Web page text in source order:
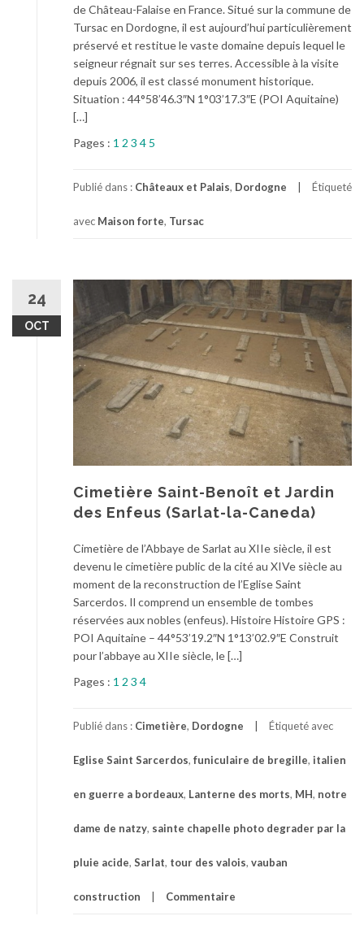
de Château-Falaise en France. Situé sur la commune de
Tursac en Dordogne, il est aujourd’hui particulièrement
préservé et restitue le vaste domaine depuis lequel le
seigneur régnait sur ses terres. Accessible à la visite
depuis 2006, il est classé monument historique.
Situation : 44°58’46.3″N 1°03’17.3″E (POI Aquitaine)
[…]
Pages : 1 2 3 4 5
Publié dans : Châteaux et Palais, Dordogne Étiqueté
avec Maison forte, Tursac
24
OCT
Cimetière Saint-Benoît et Jardin
des Enfeus (Sarlat-la-Caneda)
Cimetière de l’Abbaye de Sarlat au XIIe siècle, il est
devenu le cimetière public de la cité au XIVe siècle au
moment de la reconstruction de l’Eglise Saint
Sarcerdos. Il comprend un ensemble de tombes
réservées aux nobles (enfeus). Histoire Histoire GPS :
POI Aquitaine – 44°53’19.2″N 1°13’02.9″E Construit
pour l’abbaye au XIIe siècle, le […]
Pages : 1 2 3 4
Publié dans : Cimetière, Dordogne Étiqueté avec
Eglise Saint Sarcerdos, funiculaire de bregille, italien
en guerre a bordeaux, Lanterne des morts, MH, notre
dame de natzy, sainte chapelle photo degrader par la
pluie acide, Sarlat, tour des valois, vauban
construction Commentaire